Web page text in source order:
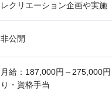
レクリエーション企画や実
非公開
月給：187,000円～275,000
り・資格手当